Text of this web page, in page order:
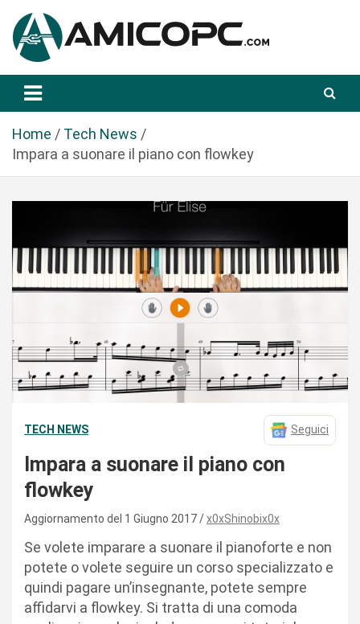
a
Amicopc.com
Home
Tech News
Impara a suonare il piano con flowkey
TECH NEWS Seguici
Impara a suonare il piano con
flowkey
Aggiornamento del 1 Giugno 2017 x0xShinobix0x
Se volete imparare a suonare il pianoforte e non
potete o volete seguire un corso specializzato e
quindi pagare un’insegnante, potete sempre
affidarvi a flowkey. Si tratta di una comoda